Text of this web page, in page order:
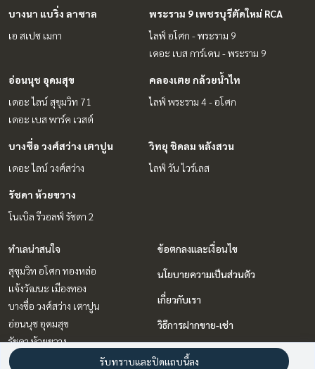
บางนา แบริ่ง ลาซาล
เอ สเปซ เมกา
พระราม 9 เพชรบุรีตัดใหม่ RCA
ไลฟ์ อโศก - พระราม 9
เดอะ เบส การ์เดน - พระราม 9
อ่อนนุช อุดมสุข
เดอะ ไลน์ สุขุมวิท 71
เดอะ เบส พาร์ค เวสต์
คลองเตย กล้วยน้ำไท
ไลฟ์ พระราม 4 - อโศก
บางซื่อ วงศ์สว่าง เตาปูน
เดอะ ไลน์ วงศ์สว่าง
วิทยุ ชิดลม หลังสวน
ไลฟ์ วัน ไวร์เลส
รัชดา ห้วยขวาง
โนเบิล รีวอลฟ์ รัชดา 2
ทำเลน่าสนใจ
สุขุมวิท อโศก ทองหล่อ
แจ้งวัฒนะ เมืองทอง
บางซื่อ วงศ์สว่าง เตาปูน
อ่อนนุช อุดมสุข
รัชดา ห้วยขวาง
พระราม 9 เพชรบุรีตัดใหม่ RCA
ข้อตกลงและเงื่อนไข
นโยบายความเป็นส่วนตัว
เกี่ยวกับเรา
วิธีการฝากขาย-เช่า
ติดต่อ
รับทราบและปิดแถบนี้ลง